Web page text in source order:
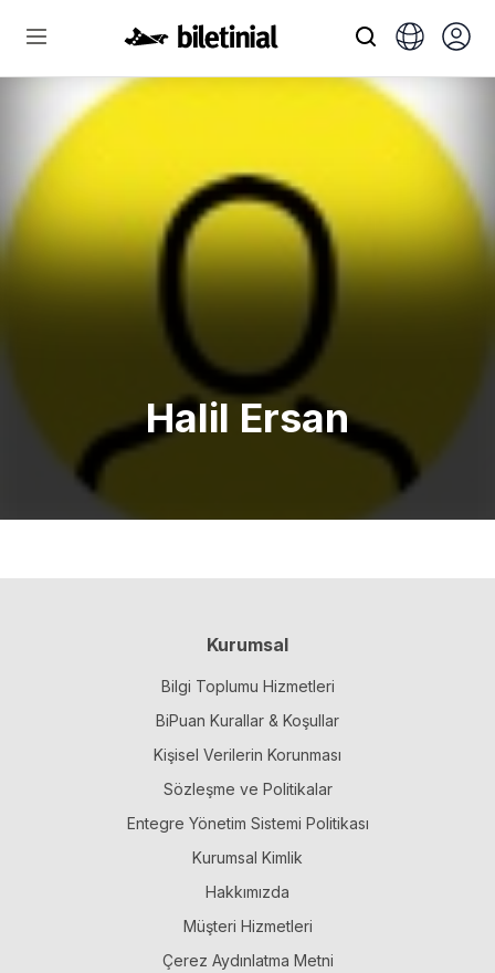
Halil Ersan
Kurumsal
Bilgi Toplumu Hizmetleri
BiPuan Kurallar & Koşullar
Kişisel Verilerin Korunması
Sözleşme ve Politikalar
Entegre Yönetim Sistemi Politikası
Kurumsal Kimlik
Hakkımızda
Müşteri Hizmetleri
Çerez Aydınlatma Metni